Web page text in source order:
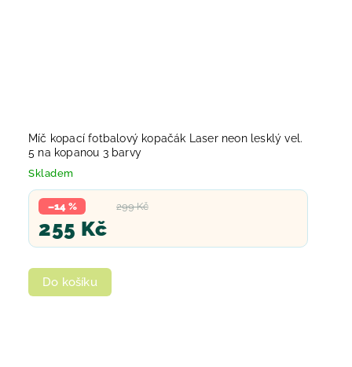
Míč kopací fotbalový kopačák Laser neon lesklý vel.
5 na kopanou 3 barvy
Skladem
299 Kč
–14 %
255 Kč
Do košíku